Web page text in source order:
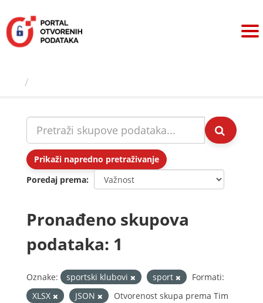
sadržaj
Prikaži napredno pretraživanje
Poredaj prema
Pronađeno skupova
podataka: 1
Oznake: sportski klubovi sport
Formati:
XLSX
JSON
Otvorenost skupa prema Tim